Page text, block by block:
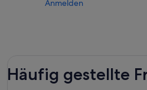
Anmelden
Häufig gestellte